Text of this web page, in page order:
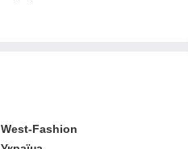
West-Fashion